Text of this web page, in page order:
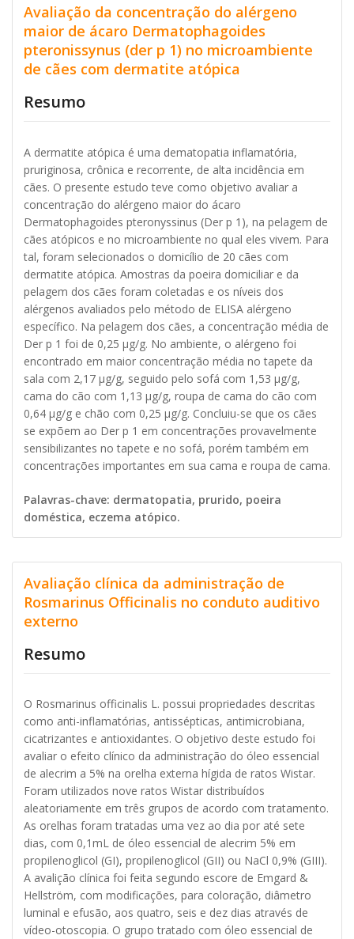
Avaliação da concentração do alérgeno
maior de ácaro Dermatophagoides
pteronissynus (der p 1) no microambiente
de cães com dermatite atópica
Resumo
A dermatite atópica é uma dematopatia inflamatória,
pruriginosa, crônica e recorrente, de alta incidência em
cães. O presente estudo teve como objetivo avaliar a
concentração do alérgeno maior do ácaro
Dermatophagoides pteronyssinus (Der p 1), na pelagem de
cães atópicos e no microambiente no qual eles vivem. Para
tal, foram selecionados o domicílio de 20 cães com
dermatite atópica. Amostras da poeira domiciliar e da
pelagem dos cães foram coletadas e os níveis dos
alérgenos avaliados pelo método de ELISA alérgeno
específico. Na pelagem dos cães, a concentração média de
Der p 1 foi de 0,25 μg/g. No ambiente, o alérgeno foi
encontrado em maior concentração média no tapete da
sala com 2,17 μg/g, seguido pelo sofá com 1,53 μg/g,
cama do cão com 1,13 μg/g, roupa de cama do cão com
0,64 μg/g e chão com 0,25 μg/g. Concluiu-se que os cães
se expõem ao Der p 1 em concentrações provavelmente
sensibilizantes no tapete e no sofá, porém também em
concentrações importantes em sua cama e roupa de cama.
Palavras-chave: dermatopatia, prurido, poeira
doméstica, eczema atópico.
Avaliação clínica da administração de
Rosmarinus Officinalis no conduto auditivo
externo
Resumo
O Rosmarinus officinalis L. possui propriedades descritas
como anti-inflamatórias, antissépticas, antimicrobiana,
cicatrizantes e antioxidantes. O objetivo deste estudo foi
avaliar o efeito clínico da administração do óleo essencial
de alecrim a 5% na orelha externa hígida de ratos Wistar.
Foram utilizados nove ratos Wistar distribuídos
aleatoriamente em três grupos de acordo com tratamento.
As orelhas foram tratadas uma vez ao dia por até sete
dias, com 0,1mL de óleo essencial de alecrim 5% em
propilenoglicol (GI), propilenoglicol (GII) ou NaCl 0,9% (GIII).
A avalição clínica foi feita segundo escore de Emgard &
Hellström, com modificações, para coloração, diâmetro
luminal e efusão, aos quatro, seis e dez dias através de
vídeo-otoscopia. O grupo tratado com óleo essencial de